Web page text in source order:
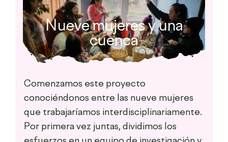
Nueve mujeres y una
cuenca
Comenzamos este proyecto
conociéndonos entre las nueve mujeres
que trabajaríamos interdisciplinariamente.
Por primera vez juntas, dividimos los